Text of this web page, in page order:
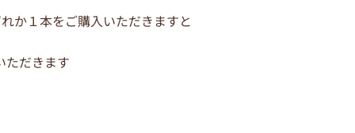
か１本をご購入いただきますと
ただきます